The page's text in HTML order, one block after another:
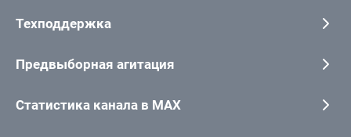
Техподдержка
Предвыборная агитация
Статистика канала в MAX